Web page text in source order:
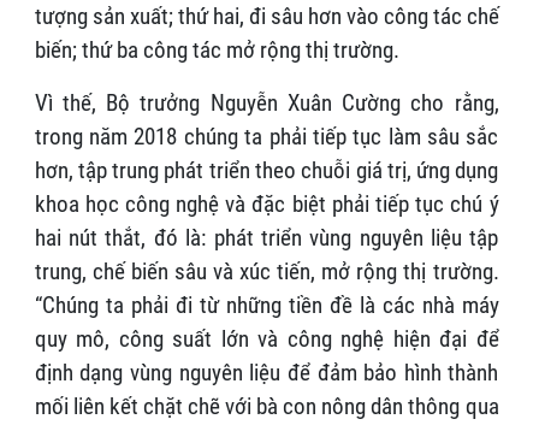
tượng sản xuất; thứ hai, đi sâu hơn vào công tác chế
biến; thứ ba công tác mở rộng thị trường.
Vì thế, Bộ trưởng Nguyễn Xuân Cường cho rằng,
trong năm 2018 chúng ta phải tiếp tục làm sâu sắc
hơn, tập trung phát triển theo chuỗi giá trị, ứng dụng
khoa học công nghệ và đặc biệt phải tiếp tục chú ý
hai nút thắt, đó là: phát triển vùng nguyên liệu tập
trung, chế biến sâu và xúc tiến, mở rộng thị trường.
“Chúng ta phải đi từ những tiền đề là các nhà máy
quy mô, công suất lớn và công nghệ hiện đại để
định dạng vùng nguyên liệu để đảm bảo hình thành
mối liên kết chặt chẽ với bà con nông dân thông qua